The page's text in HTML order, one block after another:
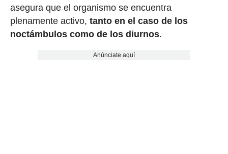
asegura que el organismo se encuentra
plenamente activo, tanto en el caso de los
noctámbulos como de los diurnos.
Anúnciate aquí